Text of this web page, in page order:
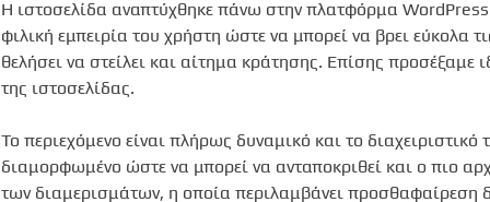
Η ιστοσελίδα αναπτύχθηκε πάνω στην πλατφόρμα WordPress
φιλική εμπειρία του χρήστη ώστε να μπορεί να βρει εύκολα
θελήσει να στείλει και αίτημα κράτησης. Επίσης προσέξαμε
της ιστοσελίδας.
Το περιεχόμενο είναι πλήρως δυναμικό και το διαχειριστικό
διαμορφωμένο ώστε να μπορεί να ανταποκριθεί και ο πιο
των διαμερισμάτων, η οποία περιλαμβάνει προσθαφαίρεση